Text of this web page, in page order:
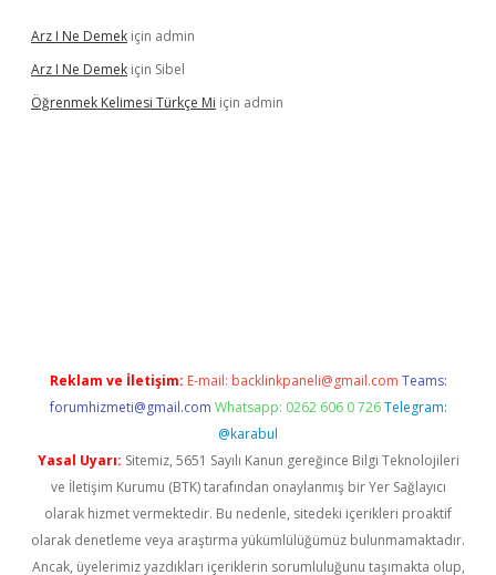
Arz I Ne Demek için admin
Arz I Ne Demek için Sibel
Öğrenmek Kelimesi Türkçe Mi için admin
Reklam ve İletişim: E-mail: backlinkpaneli@gmail.com Teams:
forumhizmeti@gmail.com Whatsapp: 0262 606 0 726 Telegram:
@karabul
Yasal Uyarı: Sitemiz, 5651 Sayılı Kanun gereğince Bilgi Teknolojileri
ve İletişim Kurumu (BTK) tarafından onaylanmış bir Yer Sağlayıcı
olarak hizmet vermektedir. Bu nedenle, sitedeki içerikleri proaktif
olarak denetleme veya araştırma yükümlülüğümüz bulunmamaktadır.
Ancak, üyelerimiz yazdıkları içeriklerin sorumluluğunu taşımakta olup,